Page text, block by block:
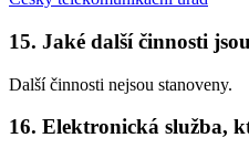
15. Jaké další činnosti
Další činnosti nejsou stanoveny.
16. Elektronická služba,